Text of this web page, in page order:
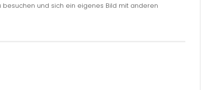
und sich ein eigenes Bild mit anderen